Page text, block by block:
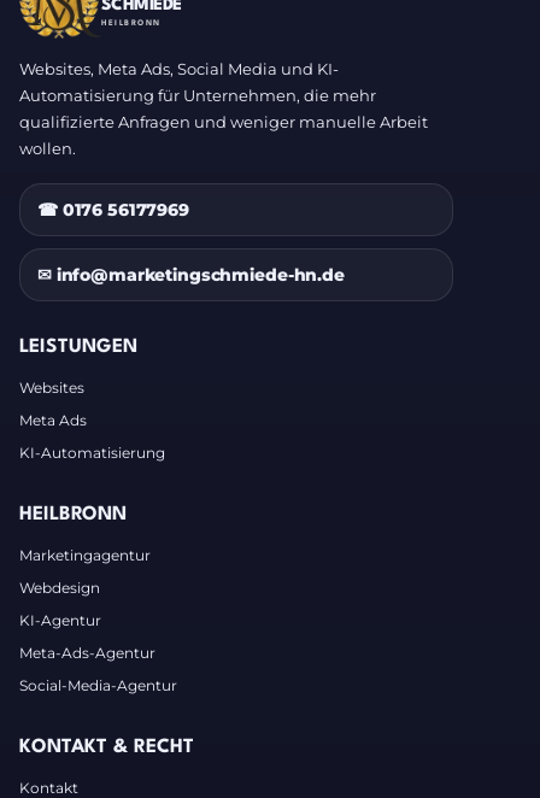
SCHMIEDE
HEILBRONN
Websites, Meta Ads, Social Media und KI-
Automatisierung für Unternehmen, die mehr
qualifizierte Anfragen und weniger manuelle Arbeit
wollen.
☎ 0176 56177969
✉ info@marketingschmiede-hn.de
LEISTUNGEN
Websites
Meta Ads
KI-Automatisierung
HEILBRONN
Marketingagentur
Webdesign
KI-Agentur
Meta-Ads-Agentur
Social-Media-Agentur
KONTAKT & RECHT
Kontakt